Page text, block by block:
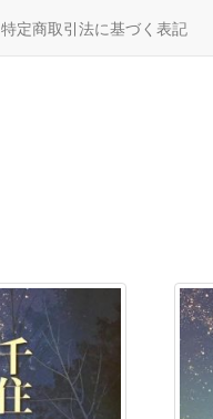
特定商取引法に基づく表記